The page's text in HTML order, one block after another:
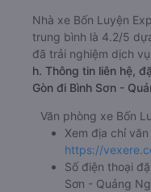
Nhà xe Bốn Luyện
trung bình là 4.2/5
đã trải nghiệm dịch
h. Thông tin liên hệ,
Gòn đi Bình Sơn -
Văn phòng xe Bốn
Xem địa chỉ
https://
Số điện thoại
Sơn - Quảng